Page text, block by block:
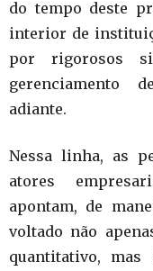
do tempo deste
interior de
por rigorosos
gerenciamento
adiante.
Nessa linha, as
atores
apontam, de
voltado não
quantitativo, mas